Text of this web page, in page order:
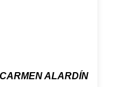
CARMEN ALARDÍN